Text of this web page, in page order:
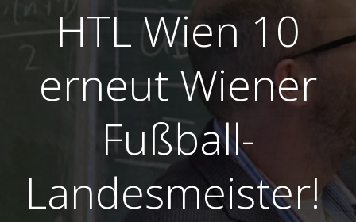
HTL Wien 10
erneut Wiener
Fußball-
Landesmeister!